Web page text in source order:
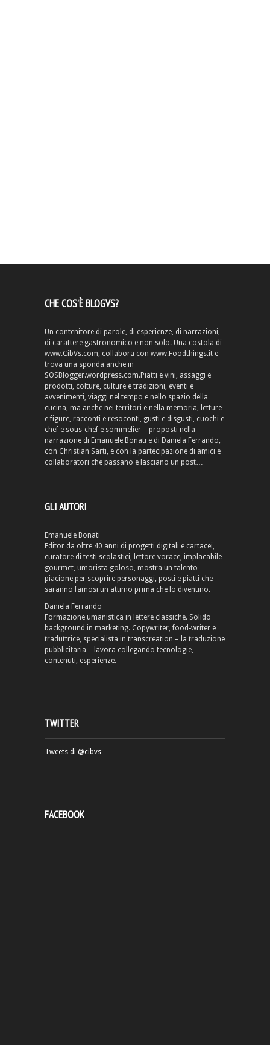
CHE COS’È BLOGVS?
Un contenitore di parole, di esperienze, di narrazioni,
di carattere gastronomico e non solo. Una costola di
www.CibVs.com, collabora con www.Foodthings.it e
trova una sponda anche in
SOSBlogger.wordpress.com.Piatti e vini, assaggi e
prodotti, colture, culture e tradizioni, eventi e
avvenimenti, viaggi nel tempo e nello spazio della
cucina, ma anche nei territori e nella memoria, letture
e figure, racconti e resoconti, gusti e disgusti, cuochi e
chef e sous-chef e sommelier – proposti nella
narrazione di Emanuele Bonati e di Daniela Ferrando,
con Christian Sarti, e con la partecipazione di amici e
collaboratori che passano e lasciano un post…
GLI AUTORI
Emanuele Bonati
Editor da oltre 40 anni di progetti digitali e cartacei,
curatore di testi scolastici, lettore vorace, implacabile
gourmet, umorista goloso, mostra un talento
piacione per scoprire personaggi, posti e piatti che
saranno famosi un attimo prima che lo diventino.
Daniela Ferrando
Formazione umanistica in lettere classiche. Solido
background in marketing. Copywriter, food-writer e
traduttrice, specialista in transcreation – la traduzione
pubblicitaria – lavora collegando tecnologie,
contenuti, esperienze.
TWITTER
Tweets di @cibvs
FACEBOOK